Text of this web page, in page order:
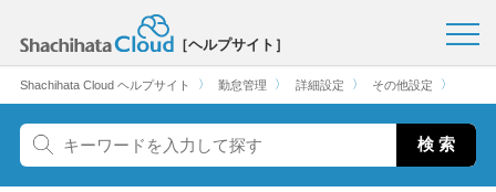
［ヘルプサイト］
Shachihata Cloud ヘルプサイト 〉 勤怠管理 〉 詳細設定 〉 その他設定 〉